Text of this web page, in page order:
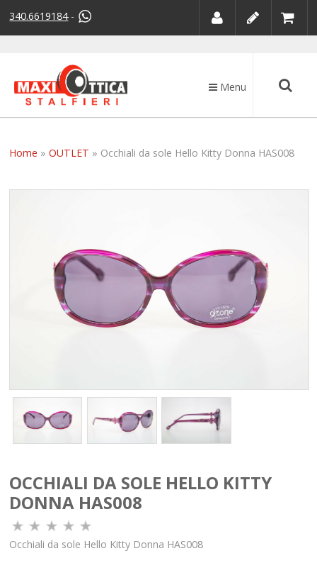
340.6619184-
Menu
Home »OUTLET » Occhiali da sole Hello Kitty Donna HAS008
OCCHIALI DA SOLE HELLO KITTY
DONNA HAS008
Occhiali da sole Hello Kitty Donna HAS008